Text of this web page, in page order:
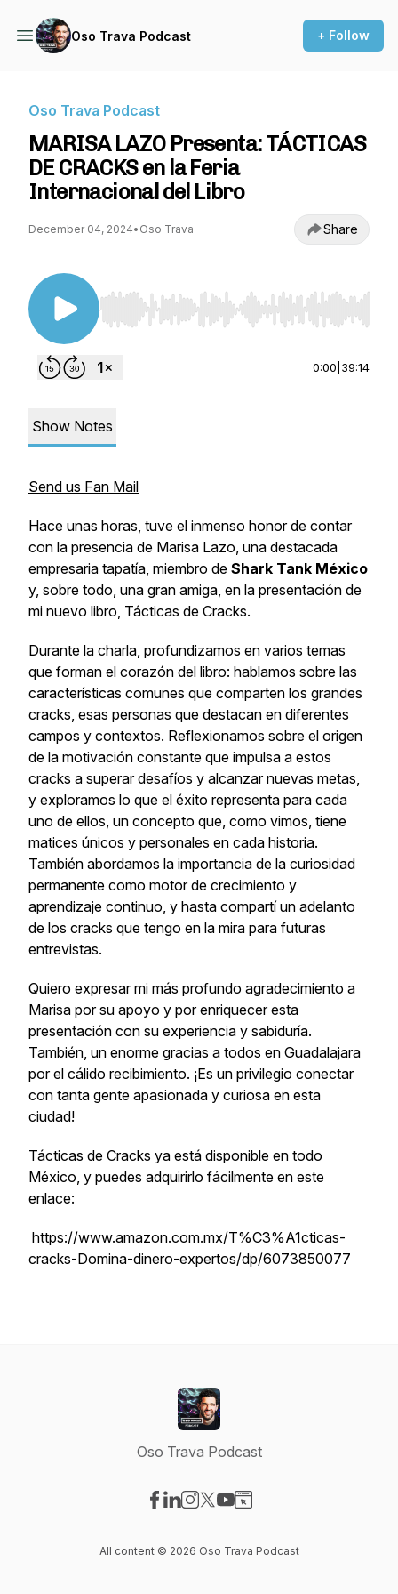
Oso Trava Podcast + Follow
Oso Trava Podcast
MARISA LAZO Presenta: TÁCTICAS
DE CRACKS en la Feria
Internacional del Libro
December 04, 2024• Oso Trava Share
Use Left/Right to seek, Home/End to jump to
0:00 39:14
Show Notes
Send us Fan Mail
Hace unas horas, tuve el inmenso honor de contar
con la presencia de Marisa Lazo, una destacada
empresaria tapatía, miembro de Shark Tank México
y, sobre todo, una gran amiga, en la presentación de
mi nuevo libro, Tácticas de Cracks.
Durante la charla, profundizamos en varios temas
que forman el corazón del libro: hablamos sobre las
características comunes que comparten los grandes
cracks, esas personas que destacan en diferentes
campos y contextos. Reflexionamos sobre el origen
de la motivación constante que impulsa a estos
cracks a superar desafíos y alcanzar nuevas metas,
y exploramos lo que el éxito representa para cada
uno de ellos, un concepto que, como vimos, tiene
matices únicos y personales en cada historia.
También abordamos la importancia de la curiosidad
permanente como motor de crecimiento y
aprendizaje continuo, y hasta compartí un adelanto
de los cracks que tengo en la mira para futuras
entrevistas.
Quiero expresar mi más profundo agradecimiento a
Marisa por su apoyo y por enriquecer esta
presentación con su experiencia y sabiduría.
También, un enorme gracias a todos en Guadalajara
por el cálido recibimiento. ¡Es un privilegio conectar
con tanta gente apasionada y curiosa en esta
ciudad!
Tácticas de Cracks ya está disponible en todo
México, y puedes adquirirlo fácilmente en este
enlace:
https://www.amazon.com.mx/T%C3%A1cticas-
cracks-Domina-dinero-expertos/dp/6073850077
Oso Trava Podcast
All content © 2026 Oso Trava Podcast